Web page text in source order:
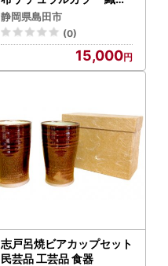
イス ナチュラル 甘柿
静岡県島田市
(0)
15,000
志戸呂焼ビアカップセット
民芸品 工芸品 食器